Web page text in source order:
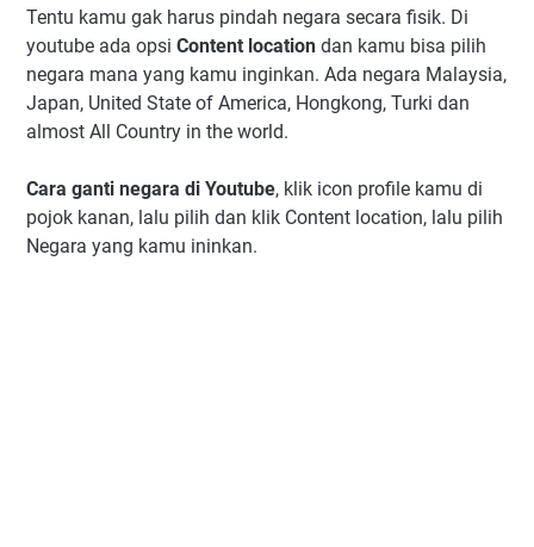
Tentu kamu gak harus pindah negara secara fisik. Di
youtube ada opsi Content location dan kamu bisa pilih
negara mana yang kamu inginkan. Ada negara Malaysia,
Japan, United State of America, Hongkong, Turki dan
almost All Country in the world.
Cara ganti negara di Youtube, klik icon profile kamu di
pojok kanan, lalu pilih dan klik Content location, lalu pilih
Negara yang kamu ininkan.